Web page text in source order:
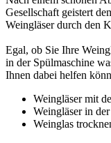
Gesellschaft geistert
Weingläser durch den
Egal, ob Sie Ihre
in der Spülmaschine
Ihnen dabei helfen
Weingläser mit
Weingläser in
Weinglas